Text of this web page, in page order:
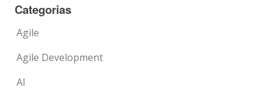
Categorias
Agile
Agile Development
AI